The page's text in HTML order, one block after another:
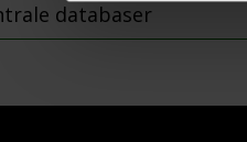
databaser